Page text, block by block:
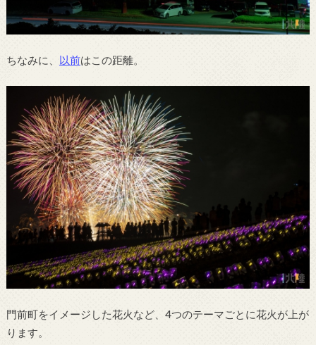
ちなみに、 以前はこの距離。
門前町をイメージした花火など、4つのテーマごとに花火が上が
ります。